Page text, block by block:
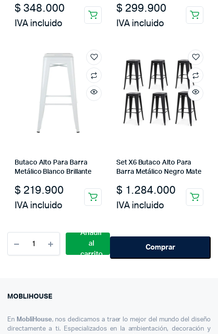
$ 348.000
IVA incluido
$ 299.900
IVA incluido
Butaco Alto Para Barra
Metálico Blanco Brillante
$ 219.900
IVA incluido
Set X6 Butaco Alto Para
Barra Metálico Negro Mate
$ 1.284.000
IVA incluido
Butaco
Alto
Añadir
al
carrito
Comprar
MOBLIHOUSE
En MobliHouse, nos dedicamos a traer lo mejor del mundo del diseño
directamente a ti. Especializados en la ambientación, decoración y